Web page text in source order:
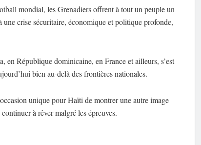
mondial, les Grenadiers offrent à tout un peuple un
crise sécuritaire, économique et politique profonde,
en République dominicaine, en France et ailleurs, s’est
bien au-delà des frontières nationales.
unique pour Haïti de montrer une autre image
à rêver malgré les épreuves.